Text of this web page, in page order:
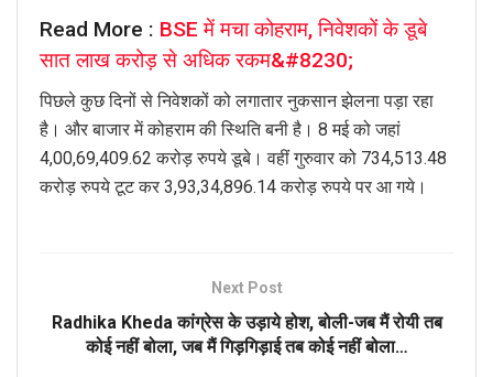
Read More : BSE में मचा कोहराम, निवेशकों के डूबे
सात लाख करोड़ से अधिक रकम&#8230;
पिछले कुछ दिनों से निवेशकों को लगातार नुकसान झेलना पड़ा रहा
है। और बाजार में कोहराम की स्थिति बनी है। 8 मई को जहां
4,00,69,409.62 करोड़ रुपये डूबे। वहीं गुरुवार को 734,513.48
करोड़ रुपये टूट कर 3,93,34,896.14 करोड़ रुपये पर आ गये।
Next Post
Radhika Kheda कांग्रेस के उड़ाये होश, बोली-जब मैं रोयी तब
कोई नहीं बोला, जब मैं गिड़गिड़ाई तब कोई नहीं बोला…